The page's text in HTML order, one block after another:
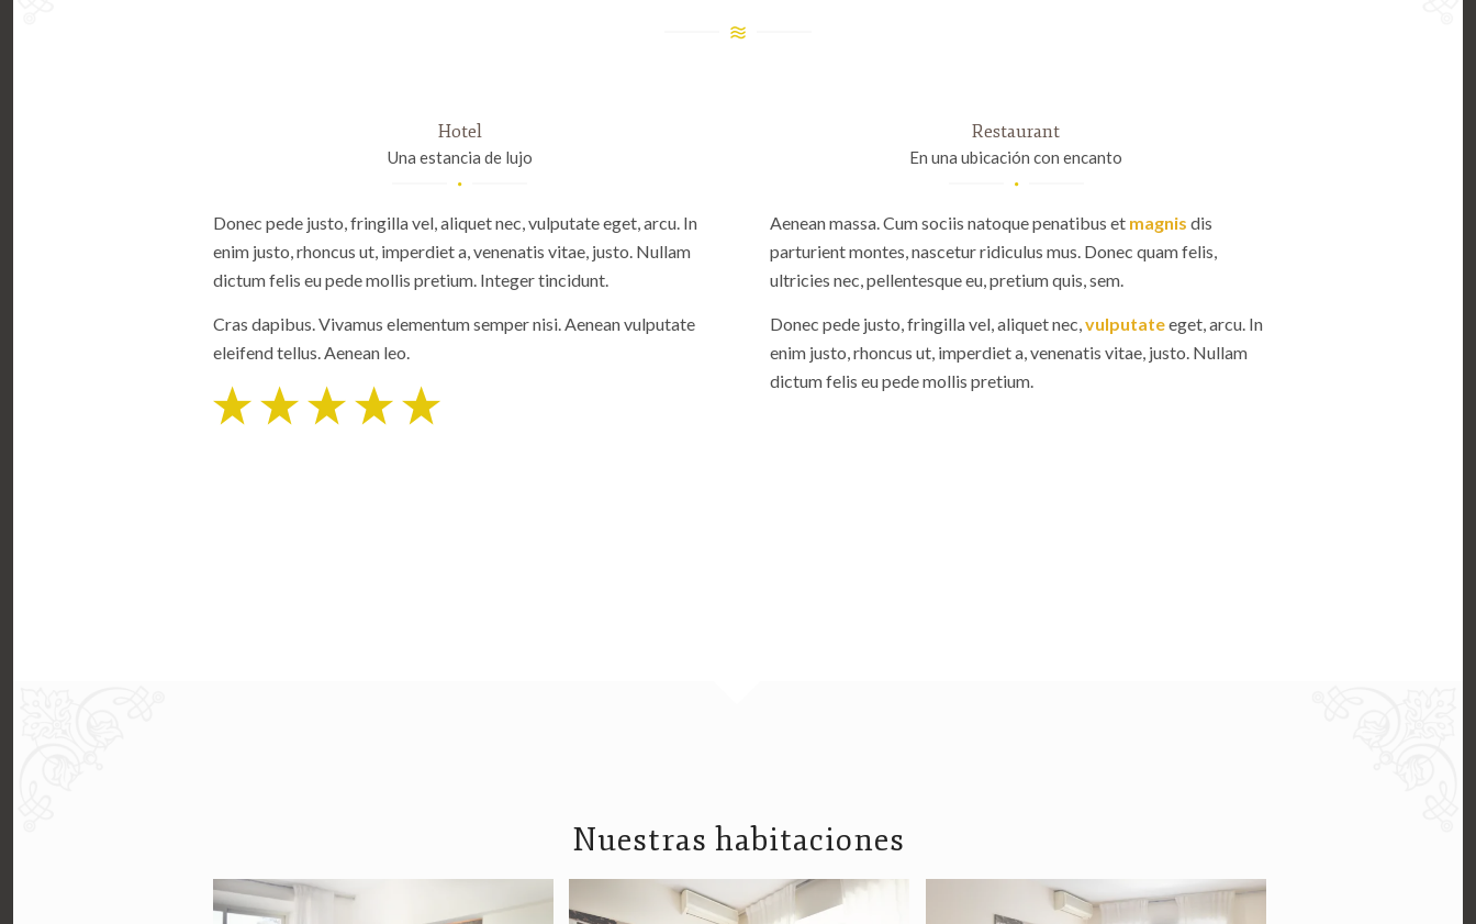
Hotel
Una estancia de lujo
Donec pede justo, fringilla vel, aliquet nec, vulputate eget, arcu. In
enim justo, rhoncus ut, imperdiet a, venenatis vitae, justo. Nullam
dictum felis eu pede mollis pretium. Integer tincidunt.
Cras dapibus. Vivamus elementum semper nisi. Aenean vulputate
eleifend tellus. Aenean leo.
Restaurant
En una ubicación con encanto
Aenean massa. Cum sociis natoque penatibus et magnis dis
parturient montes, nascetur ridiculus mus. Donec quam felis,
ultricies nec, pellentesque eu, pretium quis, sem.
Donec pede justo, fringilla vel, aliquet nec,vulputateeget, arcu. In
enim justo, rhoncus ut, imperdiet a, venenatis vitae, justo. Nullam
dictum felis eu pede mollis pretium.
Nuestras habitaciones